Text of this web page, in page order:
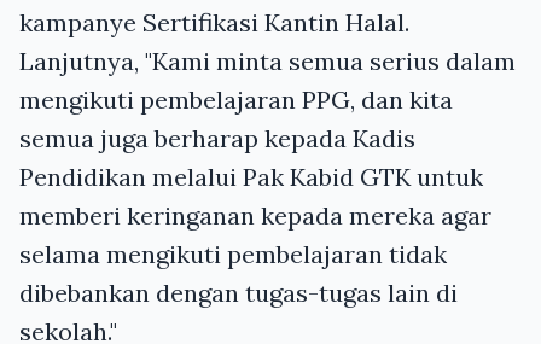
kampanye Sertifikasi Kantin Halal.
Lanjutnya, "Kami minta semua serius dalam
mengikuti pembelajaran PPG, dan kita
semua juga berharap kepada Kadis
Pendidikan melalui Pak Kabid GTK untuk
memberi keringanan kepada mereka agar
selama mengikuti pembelajaran tidak
dibebankan dengan tugas-tugas lain di
sekolah."